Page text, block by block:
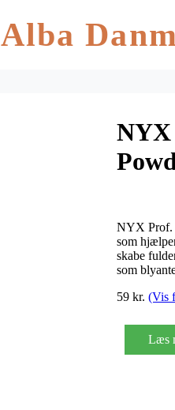
Alba
NYX
NYX Prof.
som
skabe
som
59 kr. (Vis
Læs